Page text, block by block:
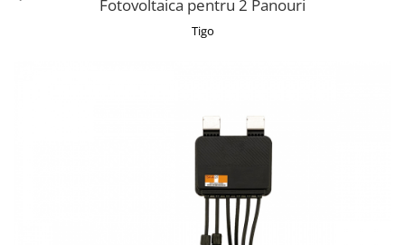
Cabluri semnalizare si control
Fotovoltaica pentru 2 Panouri
Tigo